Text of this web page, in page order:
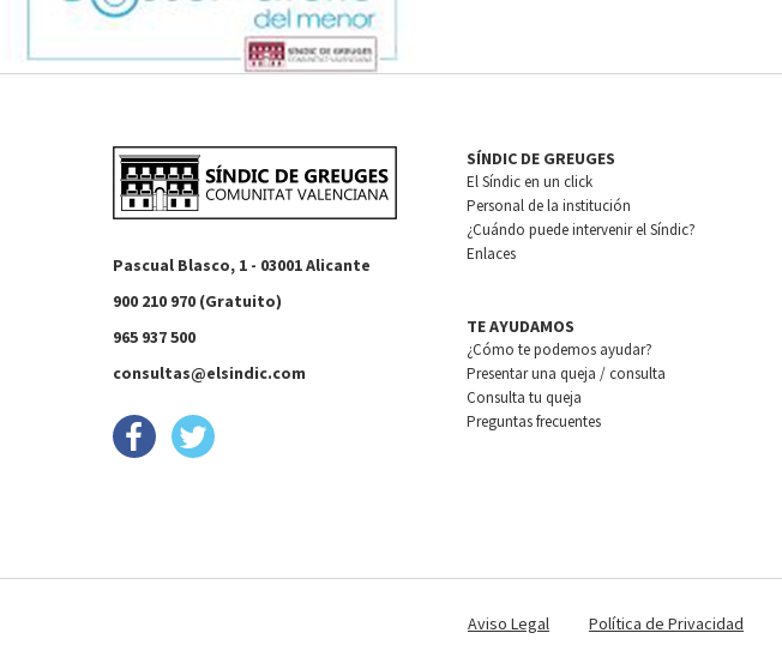
Pascual Blasco, 1 - 03001 Alicante
900 210 970 (Gratuito)
965 937 500
consultas@elsindic.com
SÍNDIC DE GREUGES
El Síndic en un click
Personal de la institución
¿Cuándo puede intervenir el Síndic?
Enlaces
TE AYUDAMOS
¿Cómo te podemos ayudar?
Presentar una queja / consulta
Consulta tu queja
Preguntas frecuentes
Aviso Legal Política de Privacidad